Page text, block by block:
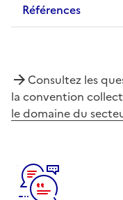
Références
Consultez les
la convention
le domaine du